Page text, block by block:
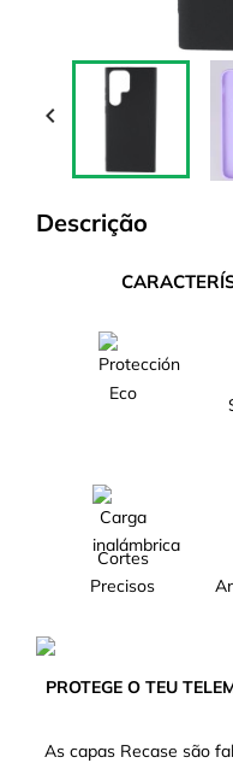

Descrição
Eco
Cortes
Precisos
PROTEGE O TEU
As capas Recase são